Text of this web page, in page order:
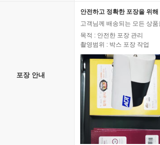
포장 안내
안전하고 정확한 포장을 위
고객님께 배송되는 모든 상
목적 : 안전한 포장 관리
촬영범위 : 박스 포장 작업